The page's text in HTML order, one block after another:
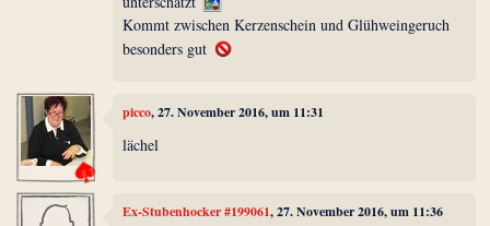
Kommt zwischen Kerzenschein und Glühweingeruch
besonders gut
picco, 27. November 2016, um 11:31
lächel
Ex-Stubenhocker #199061, 27. November 2016, um 11:36